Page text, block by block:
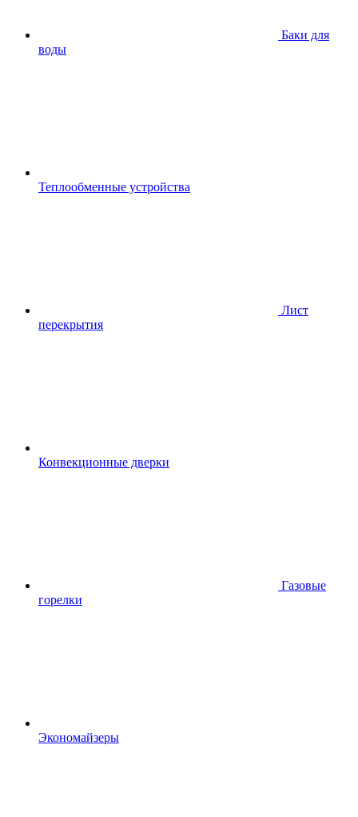
Баки для
воды
Теплообменные устройства
Лист
перекрытия
Конвекционные дверки
Газовые
горелки
Экономайзеры